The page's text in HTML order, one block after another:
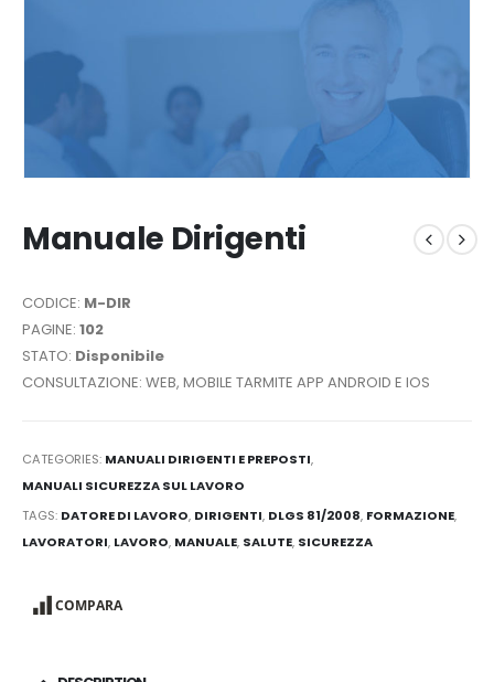
Manuale Dirigenti
CODICE: M-DIR
PAGINE: 102
STATO: Disponibile
CONSULTAZIONE: WEB, MOBILE TARMITE APP ANDROID E IOS
CATEGORIES: MANUALI DIRIGENTI E PREPOSTI,
MANUALI SICUREZZA SUL LAVORO
TAGS: DATORE DI LAVORO, DIRIGENTI, DLGS 81/2008, FORMAZIONE,
LAVORATORI, LAVORO, MANUALE, SALUTE, SICUREZZA
COMPARA